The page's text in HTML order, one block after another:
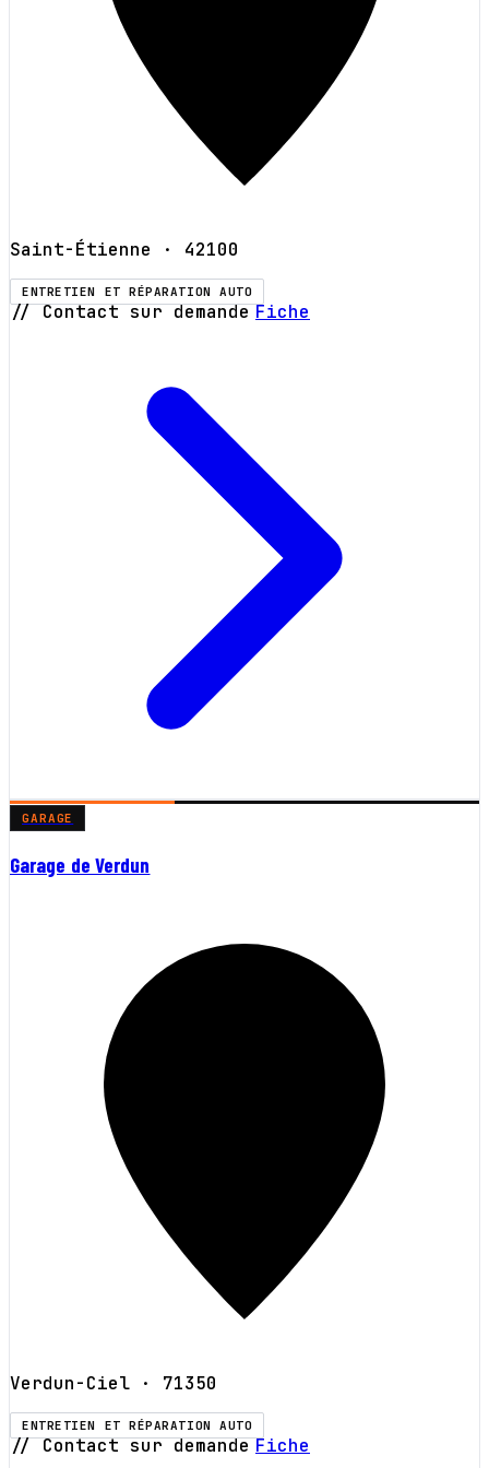
Saint-Étienne · 42100
ENTRETIEN ET RÉPARATION AUTO
// Contact sur demande Fiche
GARAGE
Garage de Verdun
Verdun-Ciel · 71350
ENTRETIEN ET RÉPARATION AUTO
// Contact sur demande Fiche